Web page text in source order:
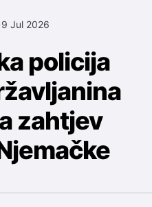
9 Jul 2026
policija
zahtjev